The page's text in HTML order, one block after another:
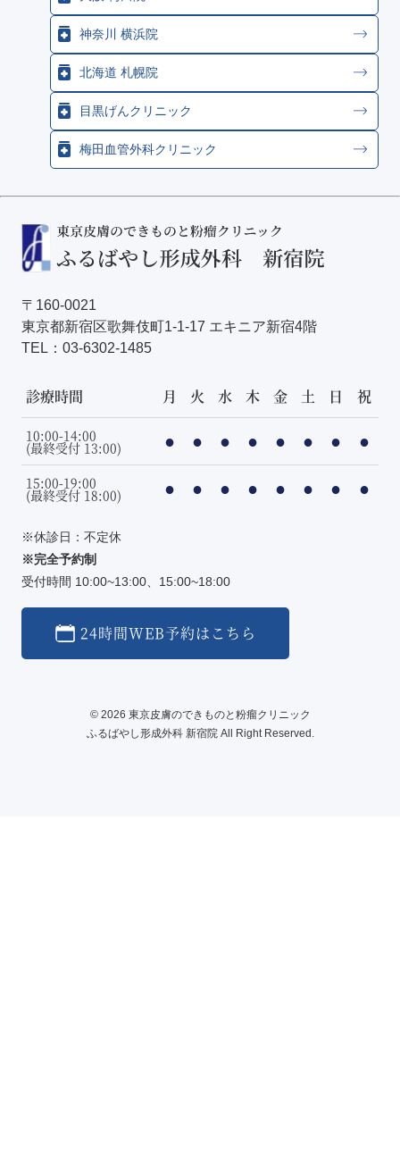
神奈川 横浜院
北海道 札幌院
目黒げんクリニック
梅田血管外科クリニック
〒160-0021
東京都新宿区歌舞伎町1-1-17 エキニア新宿4階
TEL： 03-6302-1485
診療時間 月 火 水 木 金 土 日 祝
10:00-14:00
(最終受付 13:00) ● ● ● ● ● ● ● ●
15:00-19:00
(最終受付 18:00) ● ● ● ● ● ● ● ●
※休診日：不定休
※完全予約制
受付時間 10:00~13:00、15:00~18:00
24時間WEB予約はこちら
© 2026 東京皮膚のできものと粉瘤クリニック
ふるばやし形成外科 新宿院 All Right Reserved.